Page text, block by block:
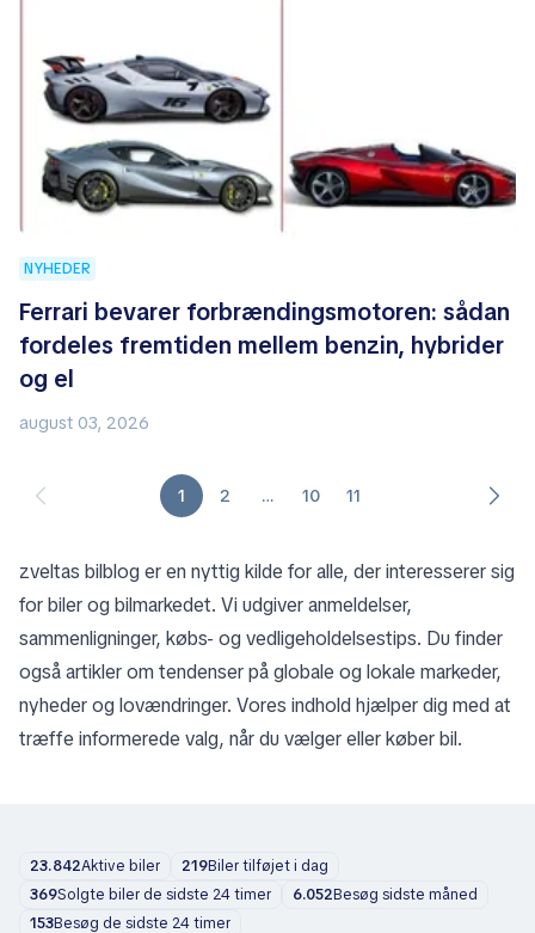
NYHEDER
Ferrari bevarer forbrændingsmotoren: sådan
fordeles fremtiden mellem benzin, hybrider
og el
august 03, 2026
1 2 … 10 11
zveltas bilblog er en nyttig kilde for alle, der interesserer sig
for biler og bilmarkedet. Vi udgiver anmeldelser,
sammenligninger, købs- og vedligeholdelsestips. Du finder
også artikler om tendenser på globale og lokale markeder,
nyheder og lovændringer. Vores indhold hjælper dig med at
træffe informerede valg, når du vælger eller køber bil.
23.842Aktive biler 219Biler tilføjet i dag
369Solgte biler de sidste 24 timer 6.052Besøg sidste måned
153Besøg de sidste 24 timer